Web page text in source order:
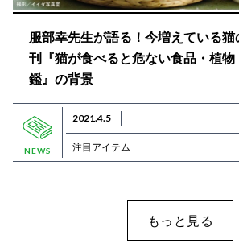
服部幸先生が語る！今増えている
刊『猫が食べると危ない食品・植物
鑑』の背景
NEWS
2021.4.5
注目アイテム
もっと見る